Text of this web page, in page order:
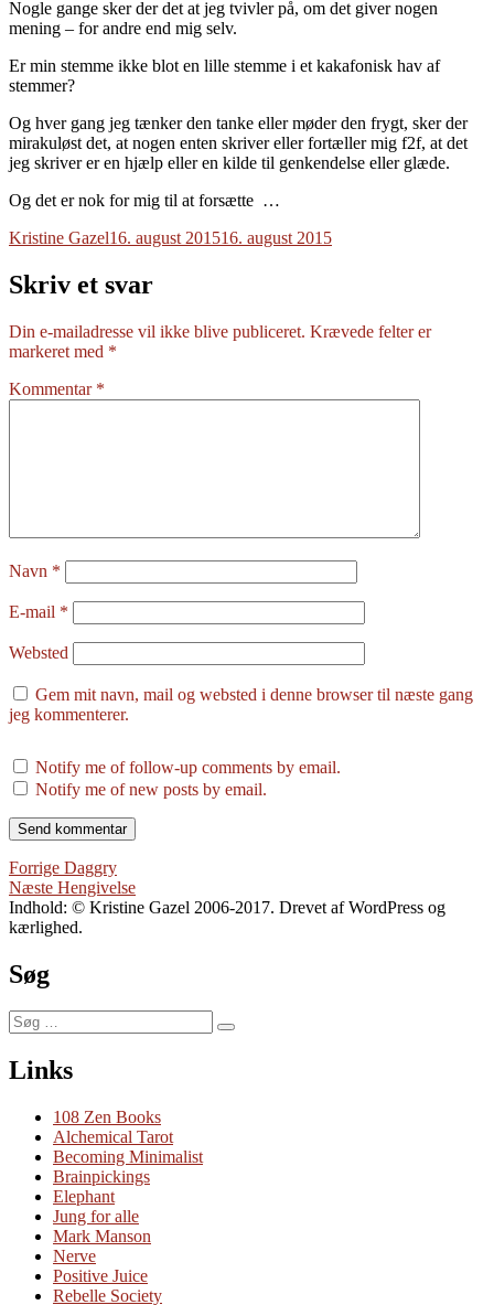
Nogle gange sker der det at jeg tvivler på, om det giver nogen
mening – for andre end mig selv.
Er min stemme ikke blot en lille stemme i et kakafonisk hav af
stemmer?
Og hver gang jeg tænker den tanke eller møder den frygt, sker der
mirakuløst det, at nogen enten skriver eller fortæller mig f2f, at det
jeg skriver er en hjælp eller en kilde til genkendelse eller glæde.
Og det er nok for mig til at forsætte …
Forfatter
Kristine GazelUdgivet
16. august 201516. august 2015
Skriv et svar
Din e-mailadresse vil ikke blive publiceret. Krævede felter er
markeret med *
Kommentar *
Navn *
E-mail *
Websted
Gem mit navn, mail og websted i denne browser til næste gang
jeg kommenterer.
Notify me of follow-up comments by email.
Notify me of new posts by email.
Indlægsnavigation
Forrige Forrige
indlæg:
Daggry
Næste Næste
indlæg:
Hengivelse
Indhold: © Kristine Gazel 2006-2017. Drevet af WordPress og
kærlighed.
Søg
Søg
efter:
Søg
Links
108 Zen Books
Alchemical Tarot
Becoming Minimalist
Brainpickings
Elephant
Jung for alle
Mark Manson
Nerve
Positive Juice
Rebelle Society